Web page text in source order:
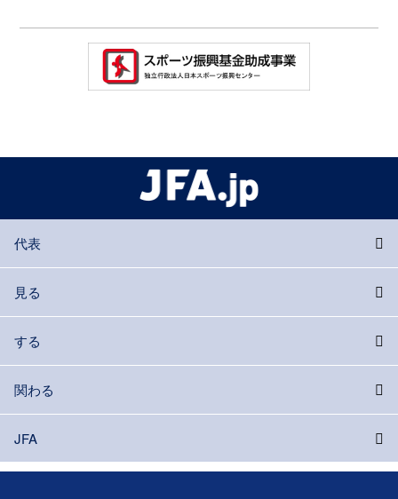
代表
見る
する
関わる
JFA